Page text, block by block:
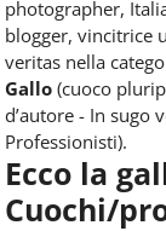
photographer,
blogger, vincitrice
veritas nella
Gallo (cuoco
d’autore - In sugo
Professionisti).
Ecco la
Cuochi/